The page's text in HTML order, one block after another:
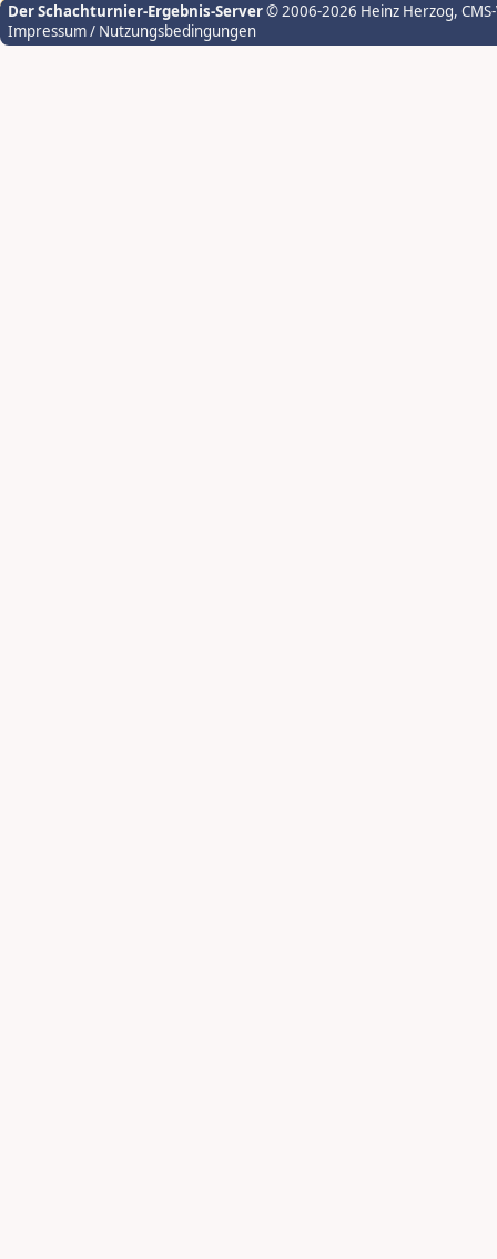
Der Schachturnier-Ergebnis-Server© 2006-2026 Heinz Herzog,
Impressum / Nutzungsbedingungen